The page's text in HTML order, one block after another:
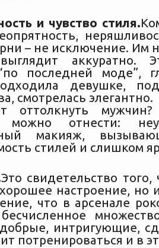
и чувство стиля.
– не исключение. Им
аккуратно.
последней моде”,
девушке,
смотрелась элегантно.
оттолкнуть
можно отнести:
макияж,
стилей и слишком
Это свидетельство
настроение, но
что в арсенале
добрые, интригующие,
потренироваться и в